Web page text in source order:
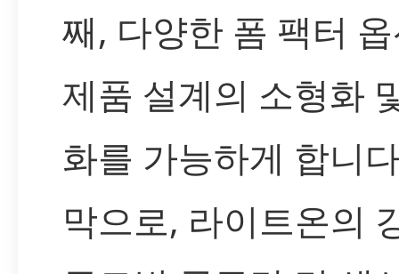
째, 다양한 폼 팩터
제품 설계의 소형화
화를 가능하게 합니
막으로, 라이트온의